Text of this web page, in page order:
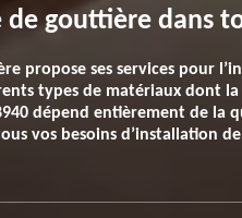
gouttière dans
propose ses services pour
types de matériaux dont
dépend entièrement de
vos besoins d’installation